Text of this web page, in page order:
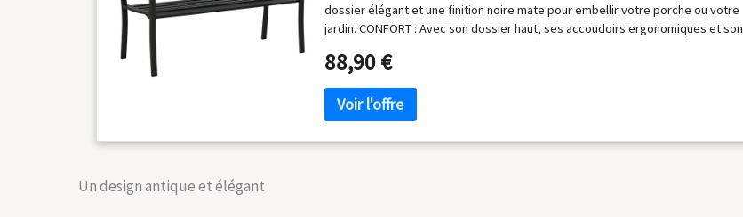
dossier élégant et une finition noire mate pour embellir votre porche ou votre
jardin. CONFORT : Avec son dossier haut, ses accoudoirs ergonomiques et son
Idéal pour des moments de détente prolongés, il allie style et relaxation.
DURABLE & STABLE : Fabriqué en tubes d'acier et fonte avec une finition en
poudre, ce banc de jardin est à la fois stable et durable. Son assise à lattes
favorise un écoulement et un séchage rapides après les averses. DEUX PLACES
: Ce banc de jardin, long de 128 cm, peut accueillir deux personnes
88,90 €
Un design antique et élégant